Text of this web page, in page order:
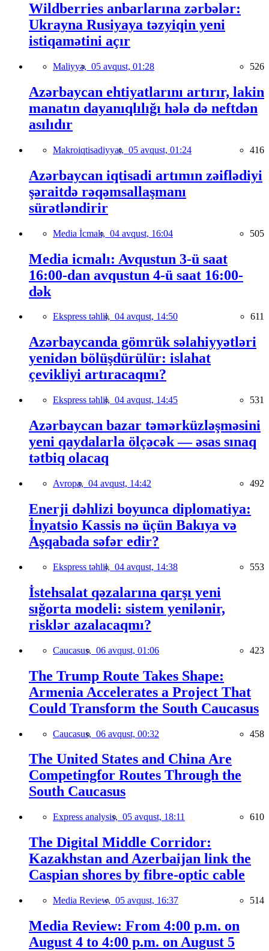
Wildberries anbarlarına zərbələr:
Ukrayna Rusiyaya təzyiqin yeni
istiqamətini açır
Maliyyə, 05 avqust, 01:28 526
Azərbaycan ehtiyatlarını artırır, lakin
manatın dayanıqlılığı hələ də neftdən
asılıdır
Makroiqtisadiyyat, 05 avqust, 01:24 416
Azərbaycan iqtisadi artımın zəiflədiyi
şəraitdə rəqəmsallaşmanı
sürətləndirir
Media İcmalı, 04 avqust, 16:04 505
Media icmalı: Avqustun 3-ü saat
16:00-dan avqustun 4-ü saat 16:00-
dək
Ekspress təhlil, 04 avqust, 14:50 611
Azərbaycanda gömrük səlahiyyətləri
yenidən bölüşdürülür: islahat
çevikliyi artıracaqmı?
Ekspress təhlil, 04 avqust, 14:45 531
Azərbaycan bazar təmərküzləşməsini
yeni qaydalarla ölçəcək — əsas sınaq
tətbiq olacaq
Avropa, 04 avqust, 14:42 492
Enerji dəhlizi boyunca diplomatiya:
İnyatsio Kassis nə üçün Bakıya və
Aşqabada səfər edir?
Ekspress təhlil, 04 avqust, 14:38 553
İstehsalat qəzalarına qarşı yeni
sığorta modeli: sistem yenilənir,
risklər azalacaqmı?
Caucasus, 06 avqust, 01:06 423
The Trump Route Takes Shape:
Armenia Accelerates a Project That
Could Transform the South Caucasus
Caucasus, 06 avqust, 00:32 458
The United States and China Are
Competingfor Routes Through the
South Caucasus
Express analysis, 05 avqust, 18:11 610
The Digital Middle Corridor:
Kazakhstan and Azerbaijan link the
Caspian shores by fibre-optic cable
Media Review, 05 avqust, 16:37 514
Media Review: From 4:00 p.m. on
August 4 to 4:00 p.m. on August 5